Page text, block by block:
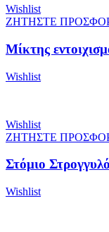
Wishlist
ΖΗΤΗΣΤΕ
Μίκτης
Wishlist
Wishlist
ΖΗΤΗΣΤΕ
Στόμιο
Wishlist